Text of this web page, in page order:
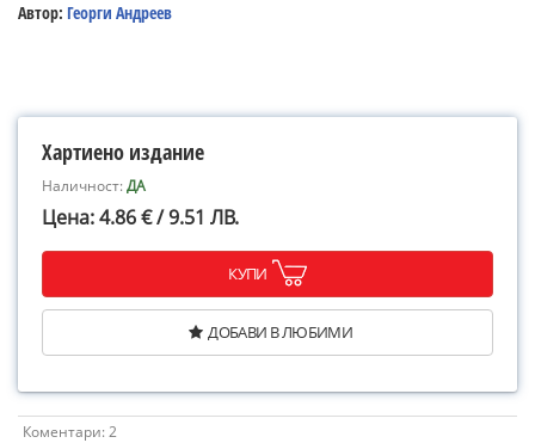
Автор: Георги Андреев
Хартиено издание
Наличност:ДА
Цена: 4.86 € / 9.51 ЛВ.
КУПИ
ДОБАВИ В ЛЮБИМИ
Коментари: 2